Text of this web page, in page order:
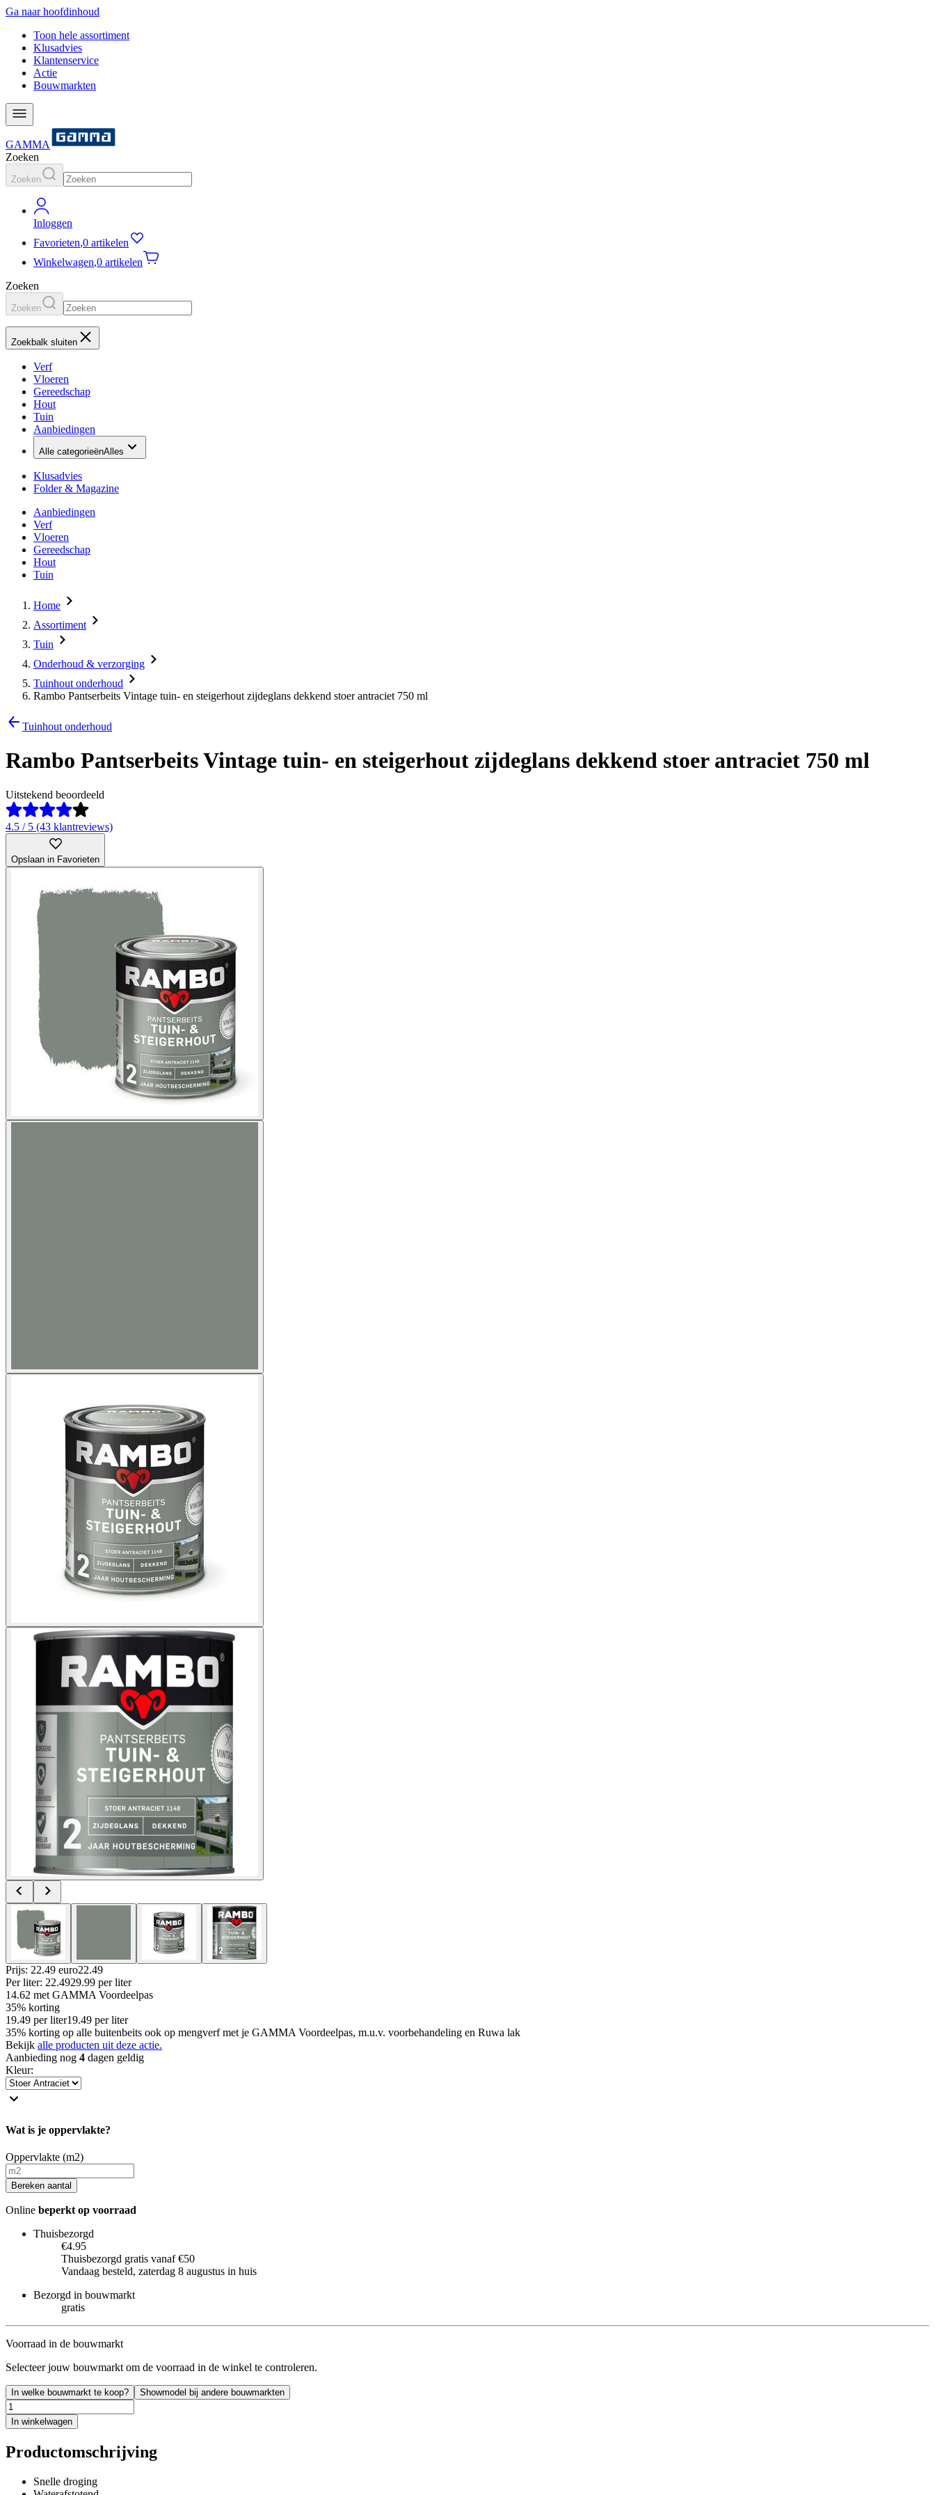
Ga naar hoofdinhoud
Toon hele assortiment
Klusadvies
Klantenservice
Actie
Bouwmarkten
GAMMA
Zoeken
Zoeken
Inloggen
Favorieten,0 artikelen
Winkelwagen,0 artikelen
Zoeken
Zoeken
Zoekbalk sluiten
Verf
Vloeren
Gereedschap
Hout
Tuin
Aanbiedingen
Alle categorieënAlles
Klusadvies
Folder & Magazine
Aanbiedingen
Verf
Vloeren
Gereedschap
Hout
Tuin
Home
Assortiment
Tuin
Onderhoud & verzorging
Tuinhout onderhoud
Rambo Pantserbeits Vintage tuin- en steigerhout zijdeglans dekkend stoer antraciet 750 ml
Tuinhout onderhoud
Rambo Pantserbeits Vintage tuin- en steigerhout zijdeglans dekkend stoer antraciet 750 ml
Uitstekend beoordeeld
4.5 / 5 (43 klantreviews)
Opslaan in Favorieten
Prijs: 22.49 euro22.49
Per liter: 22.4929.99 per liter
14.62 met GAMMA Voordeelpas
35% korting
19.49 per liter19.49 per liter
35% korting op alle buitenbeits ook op mengverf met je GAMMA Voordeelpas, m.u.v. voorbehandeling en Ruwa lak
Bekijk alle producten uit deze actie.
Aanbieding nog 4 dagen geldig
Kleur:
Wat is je oppervlakte?
Oppervlakte (m2)
Bereken aantal
Online beperkt op voorraad
Thuisbezorgd
€4.95
Thuisbezorgd gratis vanaf €50
Vandaag besteld, zaterdag 8 augustus in huis
Bezorgd in bouwmarkt
gratis
Voorraad in de bouwmarkt
Selecteer jouw bouwmarkt om de voorraad in de winkel te controleren.
In welke bouwmarkt te koop? Showmodel bij andere bouwmarkten
In winkelwagen
Productomschrijving
Snelle droging